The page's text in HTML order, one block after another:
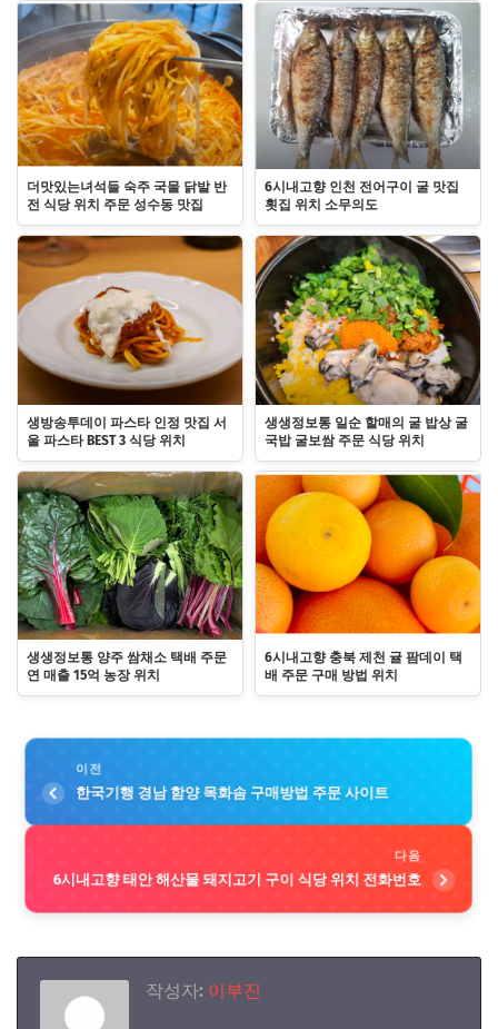
더맛있는녀석들 숙주 국물 닭발 반
전 식당 위치 주문 성수동 맛집
6시내고향 인천 전어구이 굴 맛집
횟집 위치 소무의도
생방송투데이 파스타 인정 맛집 서
울 파스타 BEST 3 식당 위치
생생정보통 일순 할매의 굴 밥상 굴
국밥 굴보쌈 주문 식당 위치
생생정보통 양주 쌈채소 택배 주문
연 매출 15억 농장 위치
6시내고향 충북 제천 귤 팜데이 택
배 주문 구매 방법 위치
이전
한국기행 경남 함양 목화솜 구매방법 주문 사이트
다음
6시내고향 태안 해산물 돼지고기 구이 식당 위치 전화번호
작성자: 이부진